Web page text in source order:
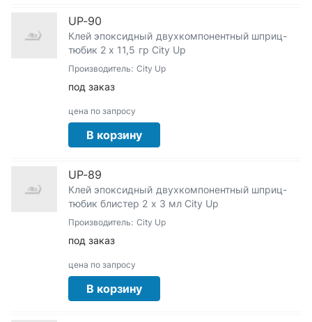
UP-90
Клей эпоксидный двухкомпонентный шприц-
тюбик 2 х 11,5 гр City Up
Производитель: City Up
под заказ
цена по запросу
В корзину
UP-89
Клей эпоксидный двухкомпонентный шприц-
тюбик блистер 2 х 3 мл City Up
Производитель: City Up
под заказ
цена по запросу
В корзину